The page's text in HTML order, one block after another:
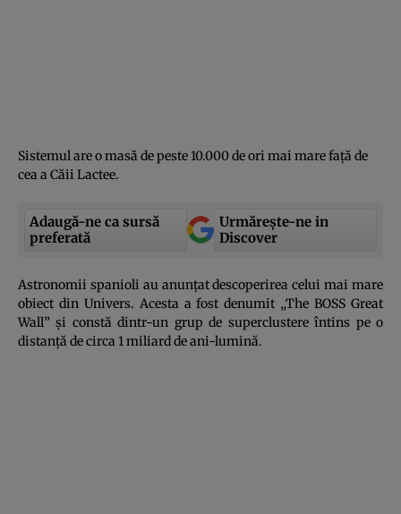
Sistemul are o masă de peste 10.000 de ori mai mare faţă de
cea a Căii Lactee.
Adaugă-ne ca sursă
preferată
Urmărește-ne in
Discover
Astronomii spanioli au anunţat descoperirea celui mai mare
obiect din Univers. Acesta a fost denumit „The BOSS Great
Wall” şi constă dintr-un grup de superclustere întins pe o
distanţă de circa 1 miliard de ani-lumină.